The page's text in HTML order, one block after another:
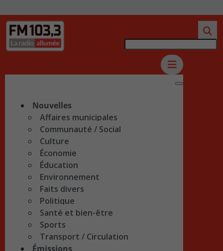
Nouvelles
Affaires municipales
Communauté / Social
Culture
Économie
Éducation
Environnement
Faits divers
Politique
Santé et bien-être
Sports
Transport / Circulation
Émissions